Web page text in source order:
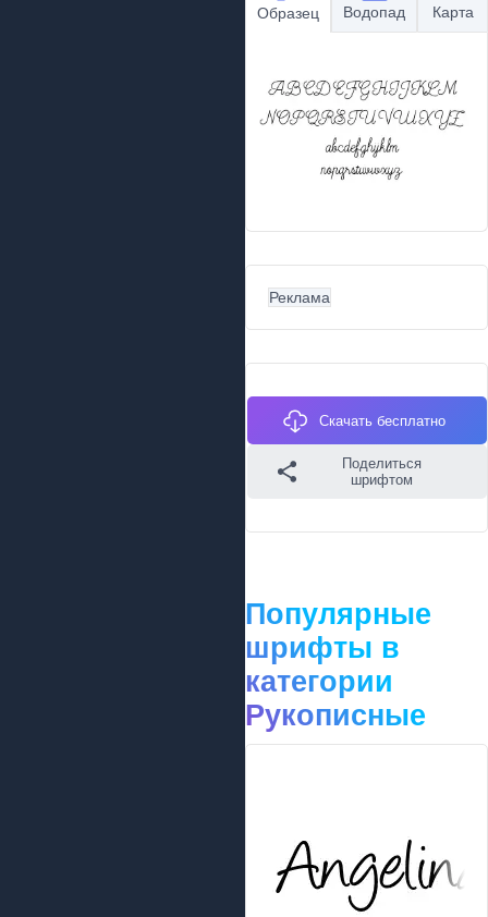
Образец Водопад Карта
Реклама
Скачать бесплатно
Поделиться
шрифтом
Популярные
шрифты в
категории
Рукописные